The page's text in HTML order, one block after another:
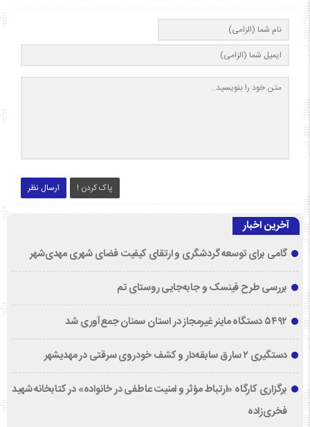
ارسال نظر پاک کردن !
آخرین اخبار
گامی برای توسعه گردشگری و ارتقای کیفیت فضای شهری مهدی‌شهر
بررسی طرح فینسک و جابه‌جایی روستای تم
۵۴۹۲ دستگاه ماینر غیرمجاز در استان سمنان جمع‌آوری شد
دستگیری ۲ سارق سابقه‌دار و کشف خودروی سرقتی در مهدیشهر
برگزاری کارگاه «ارتباط مؤثر و امنیت عاطفی در خانواده» در کتابخانه شهید
فخری‌زاده